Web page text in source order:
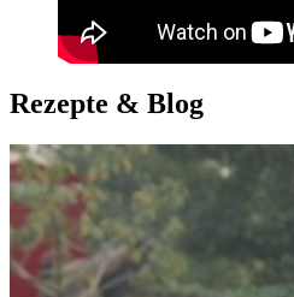
Rezepte & Blog